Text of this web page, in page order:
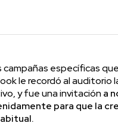
campañas específicas
le recordó al auditorio
y fue una invitación a
para que la